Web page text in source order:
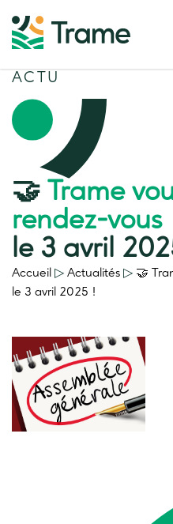
ACTU
🤝 Trame
rendez-vous
le 3 avril
Accueil ▷ Actualités ▷ 🤝
le 3 avril 2025 !